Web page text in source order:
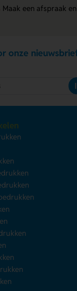
Maak een afspraak
onze